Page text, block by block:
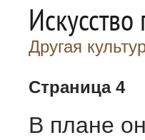
Другая
Страница 4
В плане